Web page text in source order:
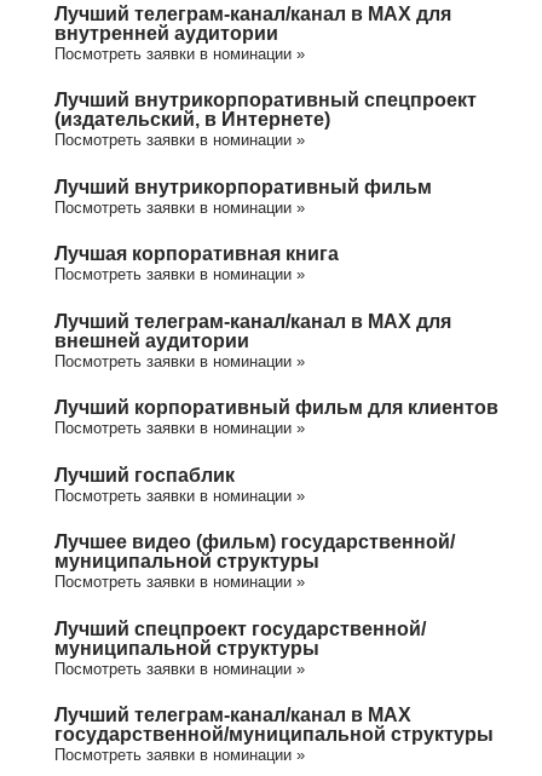
Лучший телеграм-канал/канал в МАХ для
внутренней аудитории
Посмотреть заявки в номинации »
Лучший внутрикорпоративный спецпроект
(издательский, в Интернете)
Посмотреть заявки в номинации »
Лучший внутрикорпоративный фильм
Посмотреть заявки в номинации »
Лучшая корпоративная книга
Посмотреть заявки в номинации »
Лучший телеграм-канал/канал в МАХ для
внешней аудитории
Посмотреть заявки в номинации »
Лучший корпоративный фильм для клиентов
Посмотреть заявки в номинации »
Лучший госпаблик
Посмотреть заявки в номинации »
Лучшее видео (фильм) государственной/
муниципальной структуры
Посмотреть заявки в номинации »
Лучший спецпроект государственной/
муниципальной структуры
Посмотреть заявки в номинации »
Лучший телеграм-канал/канал в МАХ
государственной/муниципальной структуры
Посмотреть заявки в номинации »